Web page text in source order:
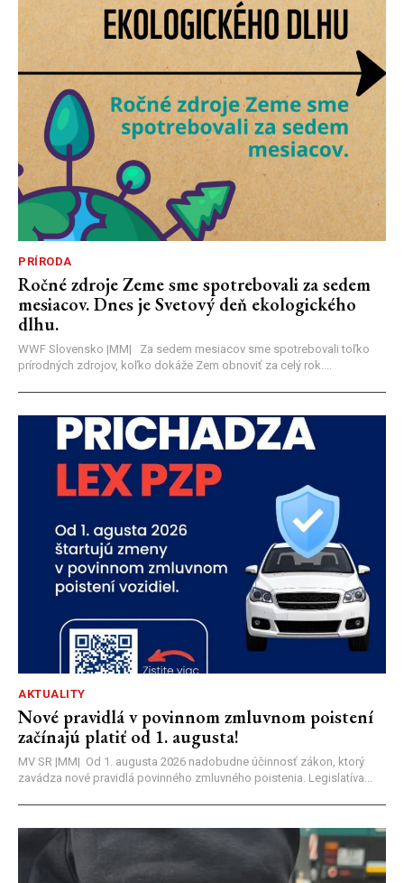
PRÍRODA
Ročné zdroje Zeme sme spotrebovali za sedem
mesiacov. Dnes je Svetový deň ekologického
dlhu.
WWF Slovensko |MM| Za sedem mesiacov sme spotrebovali toľko
prírodných zdrojov, koľko dokáže Zem obnoviť za celý rok....
AKTUALITY
Nové pravidlá v povinnom zmluvnom poistení
začínajú platiť od 1. augusta!
MV SR |MM| Od 1. augusta 2026 nadobudne účinnosť zákon, ktorý
zavádza nové pravidlá povinného zmluvného poistenia. Legislatíva...